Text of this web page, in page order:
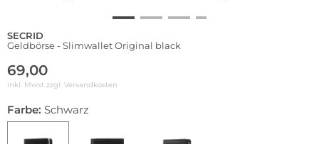
SECRID
Geldbörse - Slimwallet Original black
69,00
inkl. Mwst zzgl. Versandkosten
Farbe: Schwarz